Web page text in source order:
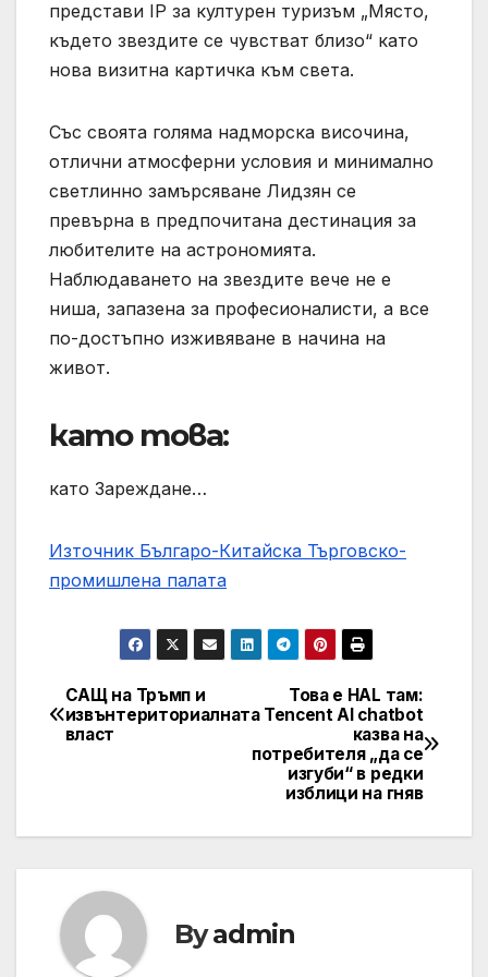
представи IP за културен туризъм „Място,
където звездите се чувстват близо“ като
нова визитна картичка към света.
Със своята голяма надморска височина,
отлични атмосферни условия и минимално
светлинно замърсяване Лидзян се
превърна в предпочитана дестинация за
любителите на астрономията.
Наблюдаването на звездите вече не е
ниша, запазена за професионалисти, а все
по-достъпно изживяване в начина на
живот.
като това:
като Зареждане…
Източник Българо-Китайска Търговско-
промишлена палaта
Навигация
Това е HAL там:
Tencent AI chatbot
казва на
потребителя „да се
изгуби“ в редки
изблици на гняв
САЩ на Тръмп и
извънтериториалната
власт
Byadmin